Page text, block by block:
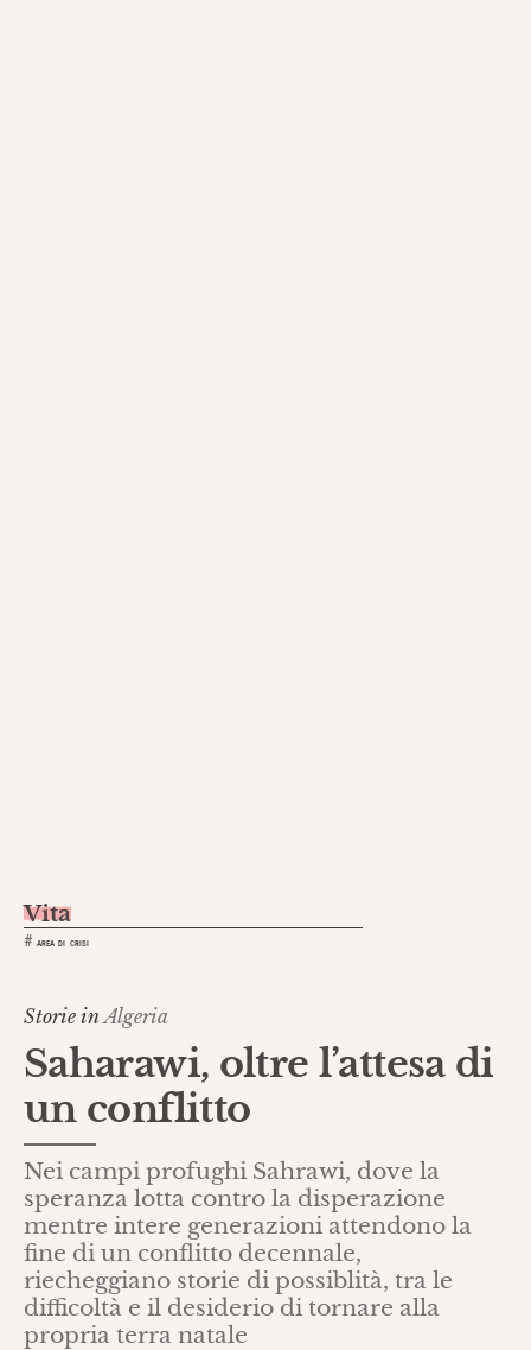
Vita
# AREA DI CRISI
Storie in Algeria
Saharawi, oltre l’attesa di
un conflitto
Nei campi profughi Sahrawi, dove la
speranza lotta contro la disperazione
mentre intere generazioni attendono la
fine di un conflitto decennale,
riecheggiano storie di possiblità, tra le
difficoltà e il desiderio di tornare alla
propria terra natale